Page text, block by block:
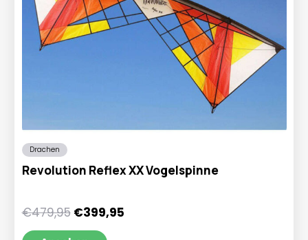
Drachen
Revolution Reflex XX Vogelspinne
€479,95 Ursprünglicher
Preis
€399,95Aktueller